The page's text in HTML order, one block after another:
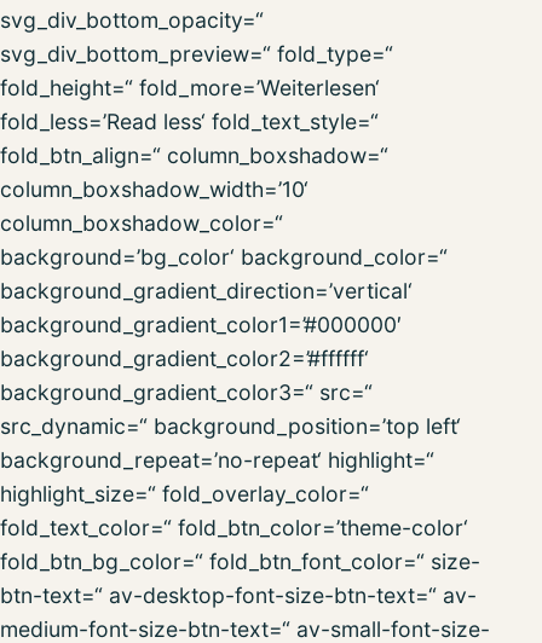
svg_div_bottom_opacity=“
svg_div_bottom_preview=“ fold_type=“
fold_height=“ fold_more=’Weiterlesen‘
fold_less=’Read less‘ fold_text_style=“
fold_btn_align=“ column_boxshadow=“
column_boxshadow_width=’10‘
column_boxshadow_color=“
background=’bg_color‘ background_color=“
background_gradient_direction=’vertical‘
background_gradient_color1=’#000000′
background_gradient_color2=’#ffffff‘
background_gradient_color3=“ src=“
src_dynamic=“ background_position=’top left‘
background_repeat=’no-repeat‘ highlight=“
highlight_size=“ fold_overlay_color=“
fold_text_color=“ fold_btn_color=’theme-color‘
fold_btn_bg_color=“ fold_btn_font_color=“ size-
btn-text=“ av-desktop-font-size-btn-text=“ av-
medium-font-size-btn-text=“ av-small-font-size-